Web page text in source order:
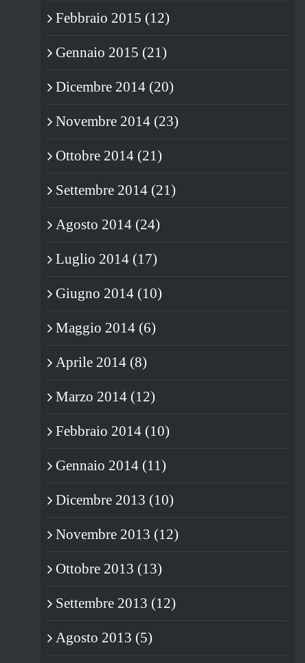
Febbraio 2015 (12)
Gennaio 2015 (21)
Dicembre 2014 (20)
Novembre 2014 (23)
Ottobre 2014 (21)
Settembre 2014 (21)
Agosto 2014 (24)
Luglio 2014 (17)
Giugno 2014 (10)
Maggio 2014 (6)
Aprile 2014 (8)
Marzo 2014 (12)
Febbraio 2014 (10)
Gennaio 2014 (11)
Dicembre 2013 (10)
Novembre 2013 (12)
Ottobre 2013 (13)
Settembre 2013 (12)
Agosto 2013 (5)